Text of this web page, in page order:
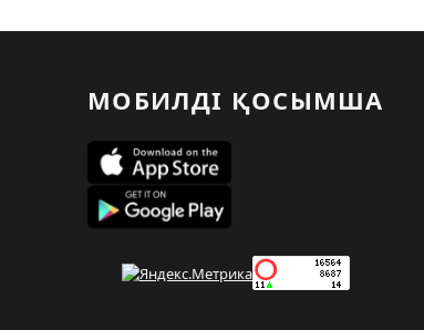
МОБИЛДІ ҚОСЫМША